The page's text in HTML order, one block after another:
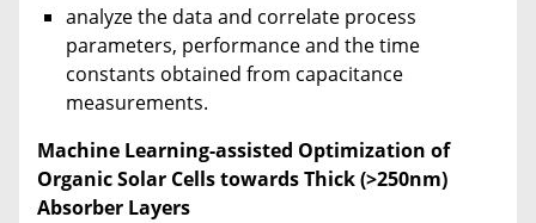
analyze the data and correlate process
parameters, performance and the time
constants obtained from capacitance
measurements.
Machine Learning-assisted Optimization of
Organic Solar Cells towards Thick (>250nm)
Absorber Layers